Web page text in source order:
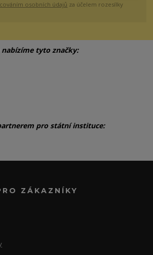
osobních údajů za účelem rozesílky
tyto značky:
pro státní instituce:
ZÁKAZNÍKY